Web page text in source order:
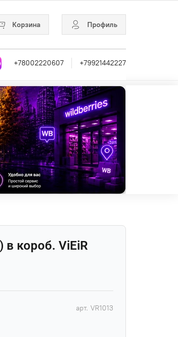
Корзина Профиль
+78002220607 +79921442227
арт. VR1013
в короб. ViEiR